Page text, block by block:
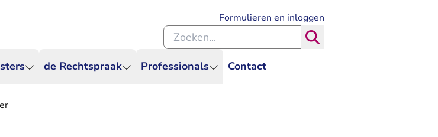
de Rechtspraak Professionals Contact
Formulieren en inloggen
Zoeken binnen de Rechtspraak